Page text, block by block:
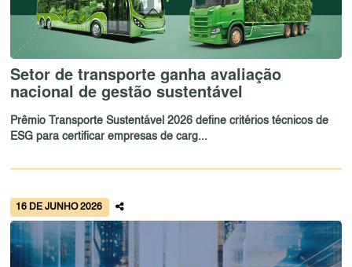
Setor de transporte ganha avaliação
nacional de gestão sustentável
Prêmio Transporte Sustentável 2026 define critérios técnicos de
ESG para certificar empresas de carg...
16 DE JUNHO 2026